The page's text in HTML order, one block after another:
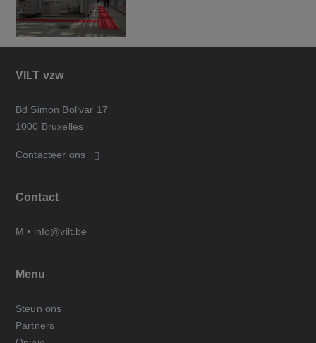
VILT vzw
Bd Simon Bolivar 17
1000 Bruxelles
Contacteer ons
Contact
M • info@vilt.be
Menu
Steun ons
Partners